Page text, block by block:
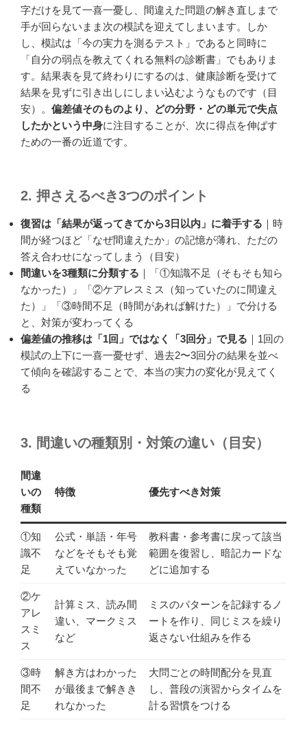
字だけを見て一喜一憂し、間違えた問題の解き直しまで
手が回らないまま次の模試を迎えてしまいます。しか
し、模試は「今の実力を測るテスト」であると同時に
「自分の弱点を教えてくれる無料の診断書」でもありま
す。結果表を見て終わりにするのは、健康診断を受けて
結果を見ずに引き出しにしまい込むようなものです（目
安）。 偏差値そのものより、どの分野・どの単元で失点
したかという中身に注目することが、次に得点を伸ばす
ための一番の近道です。
2. 押さえるべき3つのポイント
復習は「結果が返ってきてから3日以内」に着手する ｜時
間が経つほど「なぜ間違えたか」の記憶が薄れ、ただの
答え合わせになってしまう（目安）
間違いを3種類に分類する ｜「①知識不足（そもそも知ら
なかった）」「②ケアレスミス（知っていたのに間違え
た）」「③時間不足（時間があれば解けた）」で分ける
と、対策が変わってくる
偏差値の推移は「1回」ではなく「3回分」で見る ｜1回の
模試の上下に一喜一憂せず、過去2〜3回分の結果を並べ
て傾向を確認することで、本当の実力の変化が見えてく
る
3. 間違いの種類別・対策の違い（目安）
間違
いの
種類
特徴 優先すべき対策
①知
識不
足
公式・単語・年号
などをそもそも覚
えていなかった
教科書・参考書に戻って該当
範囲を復習し、暗記カードな
どに追加する
②ケ
アレ
スミ
ス
計算ミス、読み間
違い、マークミス
など
ミスのパターンを記録するノ
ートを作り、同じミスを繰り
返さない仕組みを作る
③時
間不
足
解き方はわかった
が最後まで解きき
れなかった
大問ごとの時間配分を見直
し、普段の演習からタイムを
計る習慣をつける